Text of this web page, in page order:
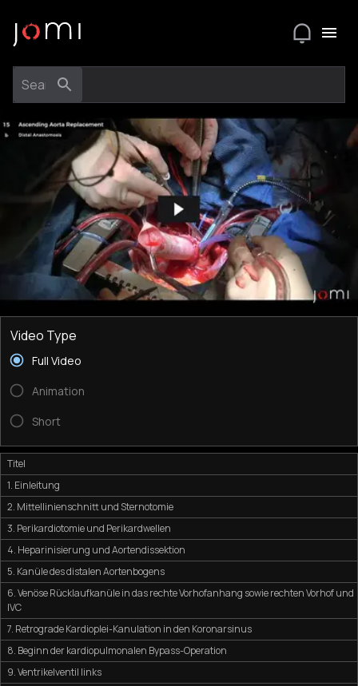
Video Type
Full Video
Animation
Short
Titel
1. Einleitung
2. Mittellinienschnitt und Sternotomie
3. Perikardiotomie und Perikardwellen
4. Heparinisierung und Aortendissektion
5. Kanüle des distalen Aortenbogens
6. Venöse Rücklaufkanüle in das rechte Vorhofanhang sowie rechten Vorhof und
IVC
7. Retrograde Kardioplei-Kanulation in den Koronarsinus
8. Beginn der kardiopulmonalen Bypass-Operation
9. Ventrikelventil links